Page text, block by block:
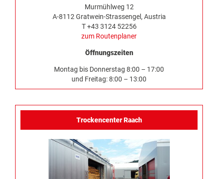
Murmühlweg 12
A-8112 Gratwein-Strassengel, Austria
T +43 3124 52256
zum Routenplaner
Öffnungszeiten
Montag bis Donnerstag 8:00 – 17:00
und Freitag: 8:00 – 13:00
Trockencenter Raach